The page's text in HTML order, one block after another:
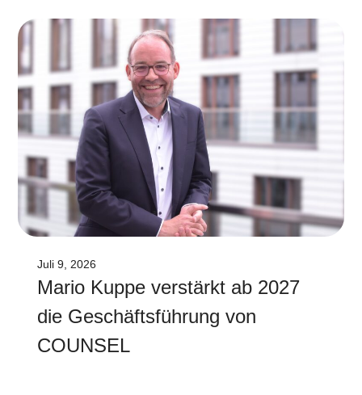
Juli 9, 2026
Mario Kuppe verstärkt ab 2027
die Geschäftsführung von
COUNSEL